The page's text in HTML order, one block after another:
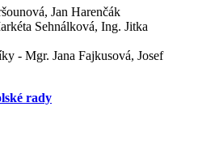
Jan Harenčák
Sehnálková, Ing. Jitka
- Mgr. Jana Fajkusová, Josef
rady